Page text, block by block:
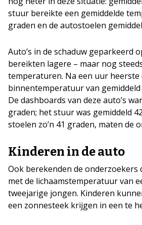
stuur bereikte een gemiddelde
graden en de autostoelen
Auto’s in de schaduw geparkeerd
bereikten lagere – maar nog
temperaturen. Na een uur heerste
binnentemperatuur van gemiddeld
De dashboards van deze auto’s
graden; het stuur was gemiddeld
stoelen zo’n 41 graden, maten de
Kinderen in de auto
Ook berekenden de onderzoekers
met de lichaamstemperatuur van
tweejarige jongen. Kinderen
een zonnesteek krijgen in een te